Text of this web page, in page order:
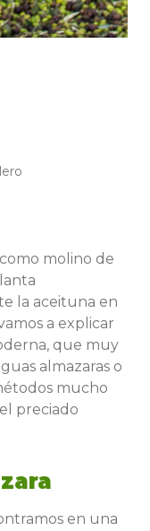
molino de
la aceituna en
a explicar
que muy
almazaras o
mucho
preciado
en una